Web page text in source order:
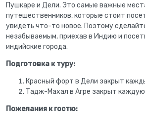
Пушкаре и Дели. Это самые важные
путешественников, которые стоит
увидеть что-то новое. Поэтому
незабываемым, приехав в Индию и
индийские города.
Подготовка к туру:
Красный форт в Дели закрыт
Тадж-Махал в Агре закрыт
Пожелания к гостю: